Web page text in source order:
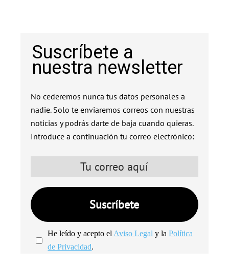
Suscríbete a
nuestra newsletter
No cederemos nunca tus datos personales a
nadie. Solo te enviaremos correos con nuestras
noticias y podrás darte de baja cuando quieras.
Introduce a continuación tu correo electrónico:
He leído y acepto el Aviso Legal y laPolítica
de Privacidad.